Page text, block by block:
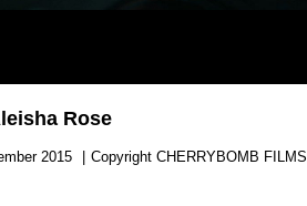
Rose
2015
Copyright CHERRYBOMB FILMS